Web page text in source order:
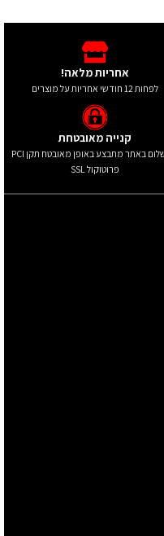
אחריות מלאה!
לפחות 12 חודשי אחריות על מוצרים
קנייה מאובטחת
התשלום באתר מתבצע באופן מאובטח תקן PCI
פרוטוקול SSL